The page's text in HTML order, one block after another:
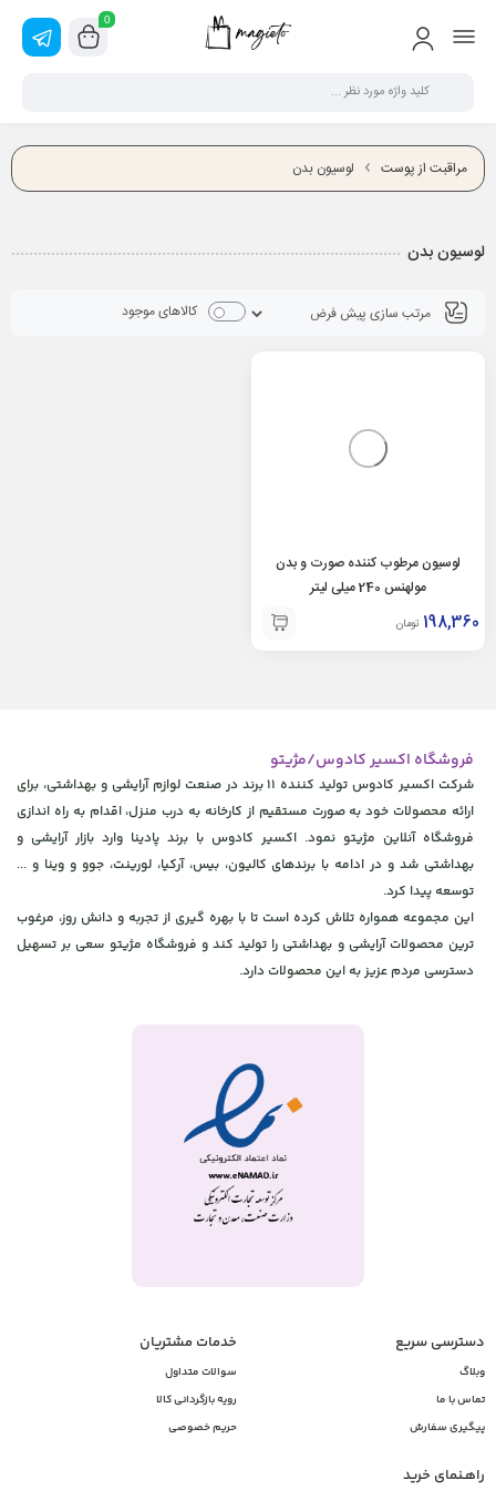
0
مراقبت از پوست لوسیون بدن
لوسیون بدن
کالاهای موجود
لوسیون مرطوب کننده صورت و بدن
مولهنس 240 میلی لیتر
198,360 تومان
فروشگاه اکسیر کادوس/مژیتو
شرکت اکسیر کادوس تولید کننده 11 برند در صنعت لوازم آرایشی و بهداشتی، برای
ارائه محصولات خود به صورت مستقیم از کارخانه به درب منزل، اقدام به راه اندازی
فروشگاه آنلاین مژیتو نمود. اکسیر کادوس با برند پادینا وارد بازار آرایشی و
بهداشتی شد و در ادامه با برندهای کالیون، بیس، آرکیا، لورینت، جوو و وینا و ...
توسعه پیدا کرد.
این مجموعه همواره تلاش کرده است تا با بهره گیری از تجربه و دانش روز، مرغوب
ترین محصولات آرایشی و بهداشتی را تولید کند و فروشگاه مژیتو سعی بر تسهیل
دسترسی مردم عزیز به این محصولات دارد.
دسترسی سریع
وبلاگ
تماس با ما
پیگیری سفارش
خدمات مشتریان
سوالات متداول
رویه بازگردانی کالا
حریم خصوصی
راهـنمای خرید